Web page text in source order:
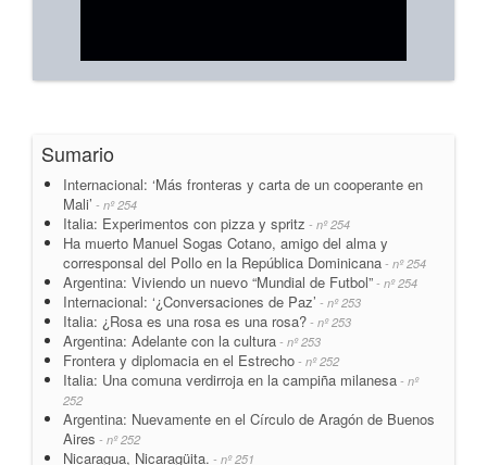
Sumario
Internacional: ‘Más fronteras y carta de un cooperante en
Mali’ - nº 254
Italia: Experimentos con pizza y spritz - nº 254
Ha muerto Manuel Sogas Cotano, amigo del alma y
corresponsal del Pollo en la República Dominicana - nº 254
Argentina: Viviendo un nuevo “Mundial de Futbol” - nº 254
Internacional: ‘¿Conversaciones de Paz’ - nº 253
Italia: ¿Rosa es una rosa es una rosa? - nº 253
Argentina: Adelante con la cultura - nº 253
Frontera y diplomacia en el Estrecho - nº 252
Italia: Una comuna verdirroja en la campiña milanesa - nº
252
Argentina: Nuevamente en el Círculo de Aragón de Buenos
Aires - nº 252
Nicaragua, Nicaragüita. - nº 251